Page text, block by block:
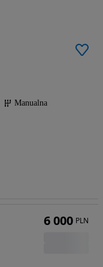
Manualna
6 000 PLN